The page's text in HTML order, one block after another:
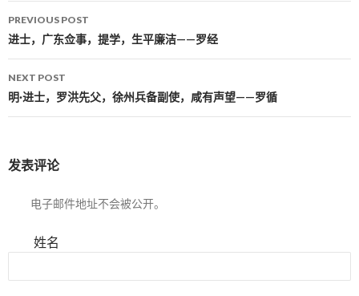
Post navigation
PREVIOUS POST
进士，广东佥事，提学，生平廉洁——罗经
NEXT POST
明·进士，罗洪先父，徐州兵备副使，咸有声望——罗循
发表评论
电子邮件地址不会被公开。
姓名